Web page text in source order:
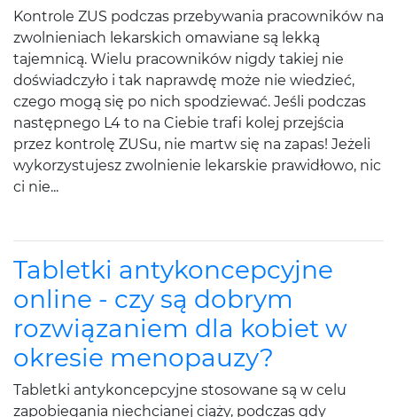
Kontrole ZUS podczas przebywania pracowników na
zwolnieniach lekarskich omawiane są lekką
tajemnicą. Wielu pracowników nigdy takiej nie
doświadczyło i tak naprawdę może nie wiedzieć,
czego mogą się po nich spodziewać. Jeśli podczas
następnego L4 to na Ciebie trafi kolej przejścia
przez kontrolę ZUSu, nie martw się na zapas! Jeżeli
wykorzystujesz zwolnienie lekarskie prawidłowo, nic
ci nie...
Tabletki antykoncepcyjne
online - czy są dobrym
rozwiązaniem dla kobiet w
okresie menopauzy?
Tabletki antykoncepcyjne stosowane są w celu
zapobiegania niechcianej ciąży, podczas gdy